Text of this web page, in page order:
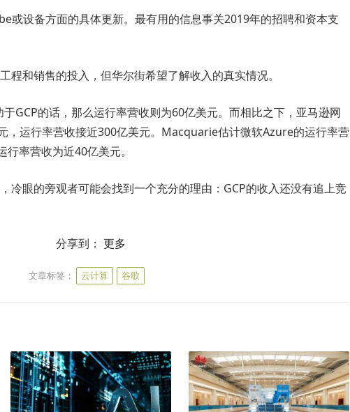
或设备方面的具体更新。最有用的信息事关2019年的招聘和资本支
程和销售的投入，但华尔街希望了解收入的真实情况。
GCP的话，那么运行率营收则为60亿美元。而相比之下，亚马逊网
，运行率营收接近300亿美元。Macquarie估计微软Azure的运行率营
率营收为近40亿美元。
冷眼的旁观者可能会找到一个充分的理由：GCP的收入还没有追上竞
分享到： 更多
文章标签： 云计算 谷歌